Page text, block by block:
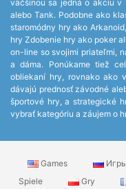
väčšinou sa jedná o akciu v
alebo Tank. Podobne ako
staromódny hry ako
hry Zdobenie hry ako poker
on-line so svojimi priateľmi,
a dáma. Ponúkame tiež
obliekaní hry, rovnako ako
dávajú prednosť závodné
športové hry, a strategické
vybrať kategóriu a záujem o
Games Игры
Spiele
Gry